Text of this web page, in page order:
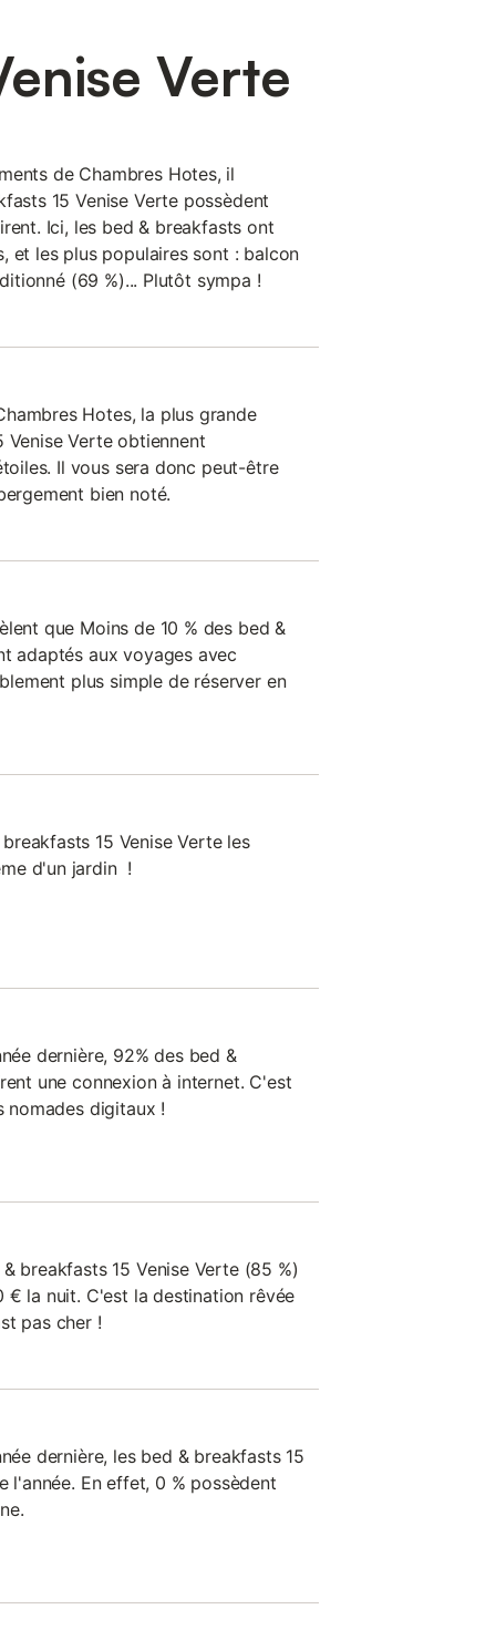
Verte
de Chambres Hotes, il
15 Venise Verte possèdent
Ici, les bed & breakfasts ont
et les plus populaires sont : balcon
(69 %)... Plutôt sympa !
Hotes, la plus grande
Verte obtiennent
Il vous sera donc peut-être
bien noté.
que Moins de 10 % des bed &
adaptés aux voyages avec
plus simple de réserver en
15 Venise Verte les
d'un jardin !
dernière, 92% des bed &
une connexion à internet. C'est
digitaux !
breakfasts 15 Venise Verte (85 %)
€ la nuit. C'est la destination rêvée
pas cher !
dernière, les bed & breakfasts 15
l'année. En effet, 0 % possèdent